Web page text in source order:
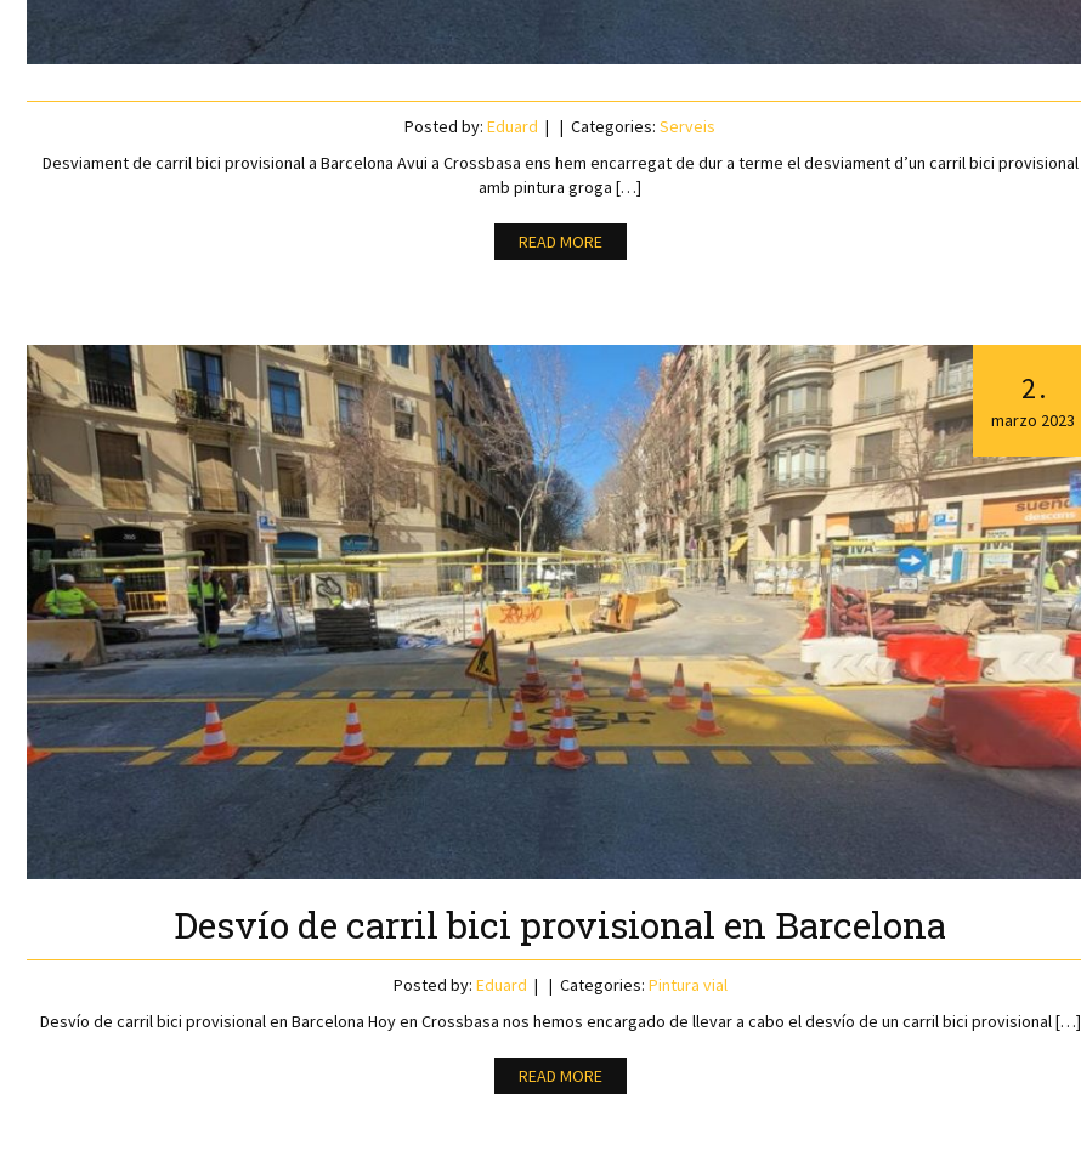
Posted by:Eduard Categories:Serveis
Desviament de carril bici provisional a Barcelona Avui a Crossbasa ens hem encarregat de dur a terme el desviament d’un carril bici provisional
amb pintura groga […]
READ MORE
Desvío de carril bici provisional en Barcelona
2.
marzo 2023
Posted by: Eduard Categories: Pintura vial
Desvío de carril bici provisional en Barcelona Hoy en Crossbasa nos hemos encargado de llevar a cabo el desvío de un carril bici provisional […]
READ MORE